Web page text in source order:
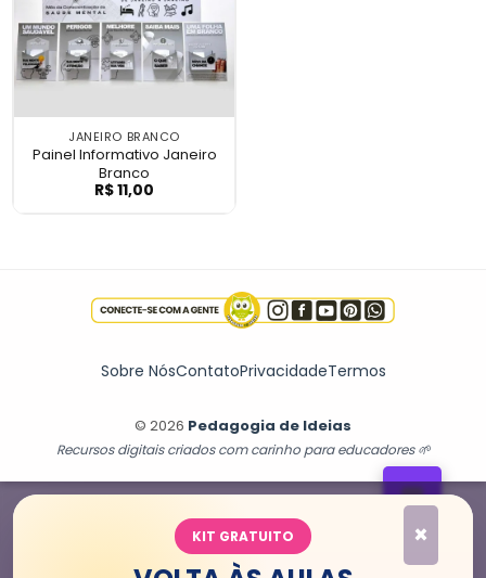
JANEIRO BRANCO
Painel Informativo Janeiro
Branco
Painel Informativo Janeiro Branco
R$11,00
Sobre NósContatoPrivacidadeTermos
© 2026 Pedagogia de Ideias
Recursos digitais criados com carinho para educadores 🌱
💬
×
KIT GRATUITO